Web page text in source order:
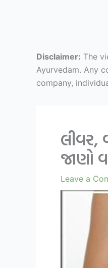
Disclaimer: The
Ayurvedam. Any
company,
લીવર,
જાણો
Leave a